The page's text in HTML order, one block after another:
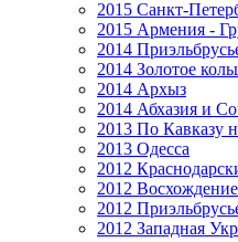
2015 Санкт-
2015 Армения -
2014
2014 Золотое
2014 Архыз
2014 Абхазия и
2013 По Кавказу
2013 Одесса
2012
2012
2012
2012 Западная